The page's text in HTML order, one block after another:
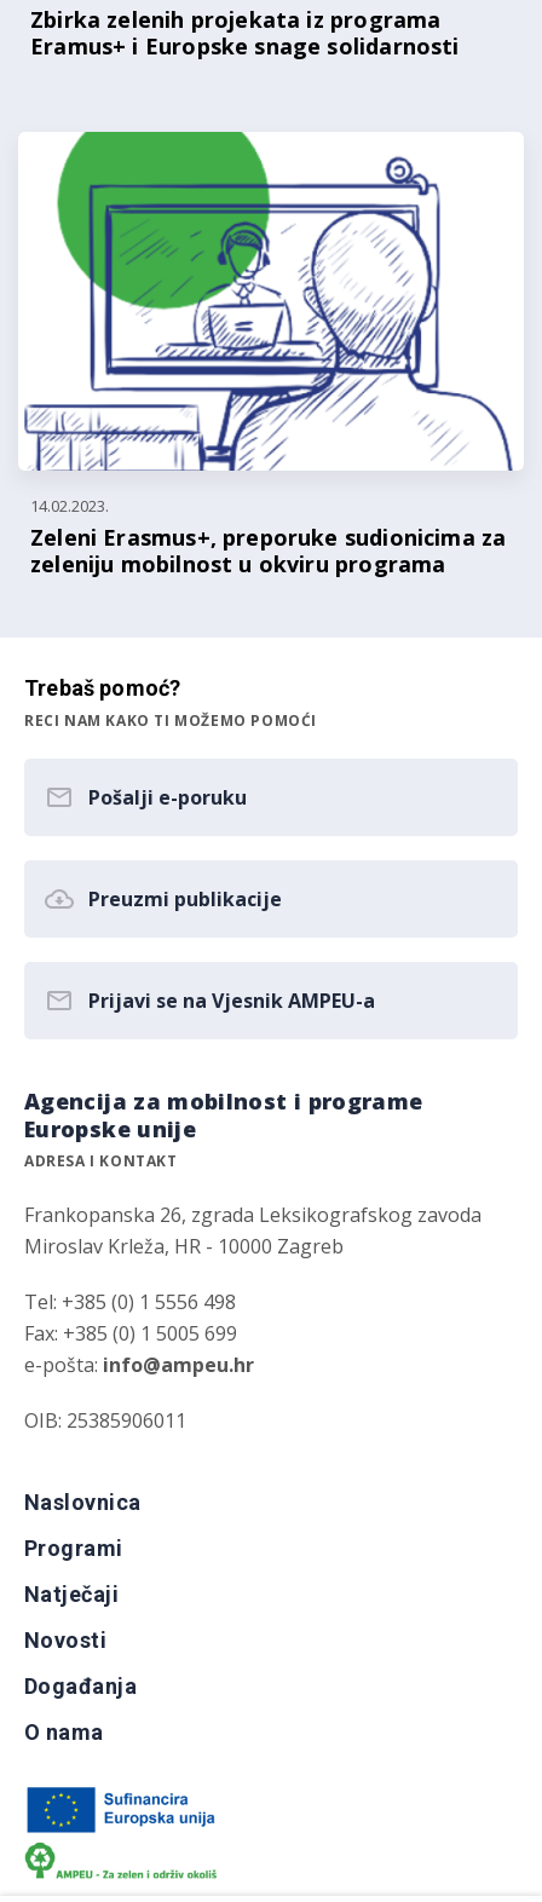
Zbirka zelenih projekata iz programa
Eramus+ i Europske snage solidarnosti
14.02.2023.
Zeleni Erasmus+, preporuke sudionicima za
zeleniju mobilnost u okviru programa
Trebaš pomoć?
RECI NAM KAKO TI MOŽEMO POMOĆI
Pošalji e-poruku
Preuzmi publikacije
Prijavi se na Vjesnik AMPEU-a
Agencija za mobilnost i programe
Europske unije
ADRESA I KONTAKT
Frankopanska 26, zgrada Leksikografskog zavoda
Miroslav Krleža, HR - 10000 Zagreb
Tel: +385 (0) 1 5556 498
Fax: +385 (0) 1 5005 699
e-pošta: info@ampeu.hr
OIB: 25385906011
Naslovnica
Programi
Natječaji
Novosti
Događanja
O nama